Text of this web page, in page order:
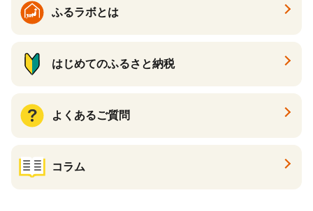
ふるラボとは
はじめてのふるさと納税
よくあるご質問
コラム